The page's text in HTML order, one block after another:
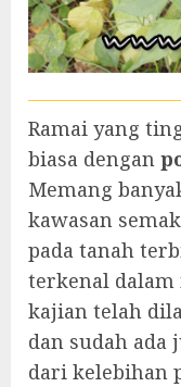
Ramai yang
biasa dengan
Memang
kawasan
pada tanah
terkenal
kajian telah
dan sudah ada
dari kelebihan